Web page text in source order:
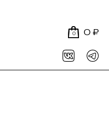
0 0 ₽